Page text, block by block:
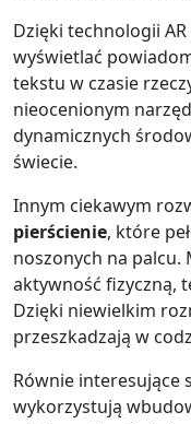
Dzięki technologii
wyświetlać
tekstu w czasie
nieocenionym
dynamicznych
świecie.
Innym ciekawym
pierścienie, które
noszonych na
aktywność fizyczną,
Dzięki niewielkim
przeszkadzają w
Równie interesujące
wykorzystują